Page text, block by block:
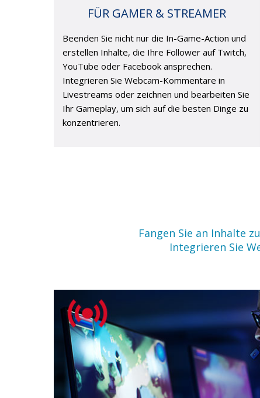
FÜR GAMER & STREAMER
Beenden Sie nicht nur die In-Game-Action und
erstellen Inhalte, die Ihre Follower auf Twitch,
YouTube oder Facebook ansprechen.
Integrieren Sie Webcam-Kommentare in
Livestreams oder zeichnen und bearbeiten Sie
Ihr Gameplay, um sich auf die besten Dinge zu
konzentrieren.
Fangen Sie an Inhalte
Integrieren Sie